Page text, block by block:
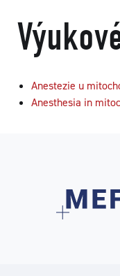
Anestezie u
Anesthesia in